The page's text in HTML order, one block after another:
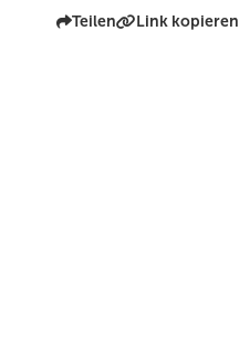
Teilen Link kopieren